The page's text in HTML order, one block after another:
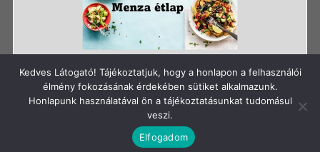
Szerzői jog: Szigetszentmiklósi Batthyány Kázmér
Gimnázium
Kedves Látogató! Tájékoztatjuk, hogy a honlapon a felhasználói
élmény fokozásának érdekében sütiket alkalmazunk.
Honlapunk használatával ön a tájékoztatásunkat tudomásul
veszi.
Elfogadom